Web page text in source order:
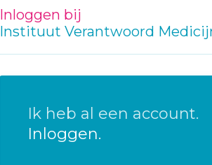
Inloggen bij
Instituut Verantwoord
Ik heb al een account.
Inloggen.